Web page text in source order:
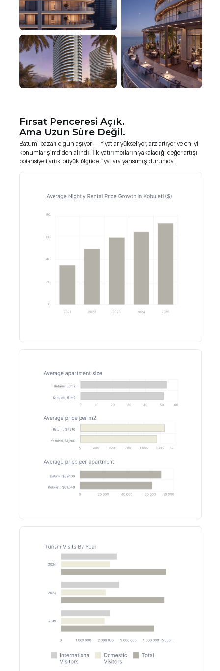
Batumi pazarı olgunlaşıyor — fiyatlar yükseliyor, arz artıyor ve en iyi
konumlar şimdiden alındı. İlk yatırımcıların yakaladığı değer artışı
potansiyeli artık büyük ölçüde fiyatlara yansımış durumda.
Fırsat Penceresi Açık.
Ama Uzun Süre Değil.
Lobiler